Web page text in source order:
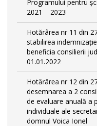
Programului pentru
2021 – 2023
Hotărârea nr 11 din
stabilirea
beneficia consilierii
01.01.2022
Hotărârea nr 12 din
desemnarea a 2
de evaluare anuală a
individuale ale
domnul Voica Ionel